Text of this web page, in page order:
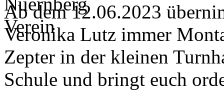
Ab dem 12.06.2023
Veronika Lutz immer
Zepter in der kleinen
Schule und bringt euch